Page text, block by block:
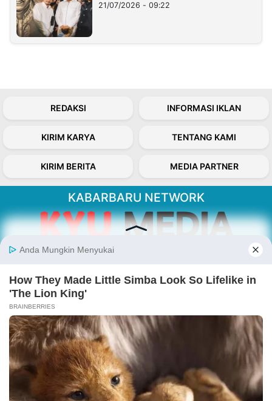
21/07/2026 - 09:22
REDAKSI INFORMASI IKLAN
KIRIM KARYA TENTANG KAMI
KIRIM BERITA MEDIA PARTNER
KABARBARU NETWORK
Kabarbaru.co menyajikan berita aktual dan
inspiratif dari sudut pandang berbaik sangka
Follow Kabarbaru